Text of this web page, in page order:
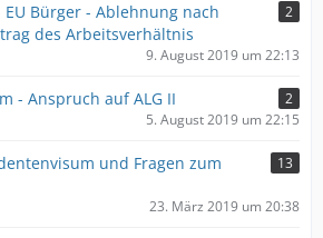
EU Bürger - Ablehnung nach
des Arbeitsverhältnis
2
9. August 2019 um 22:13
- Anspruch auf ALG II
2
5. August 2019 um 22:15
und Fragen zum
13
23. März 2019 um 20:38